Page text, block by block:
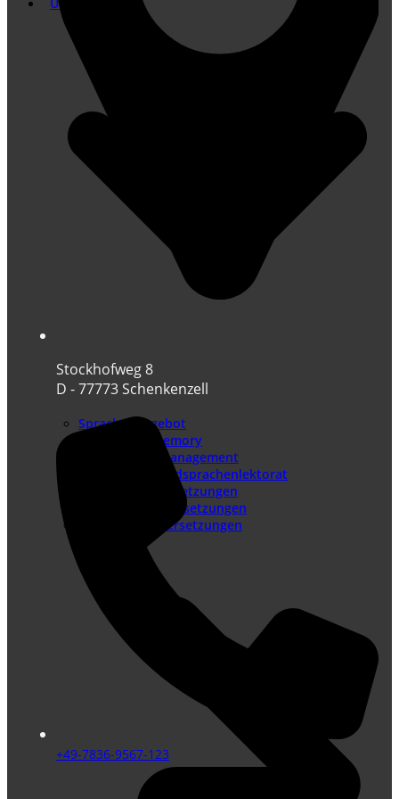
Übersetzung
Sprachenangebot
Translation Memory
Terminologiemanagement
Lektorat – Fremdsprachenlektorat
Juristische Übersetzungen
Beglaubigte Übersetzungen
Technische Übersetzungen
Stockhofweg 8
D - 77773 Schenkenzell
+49-7836-9567-123